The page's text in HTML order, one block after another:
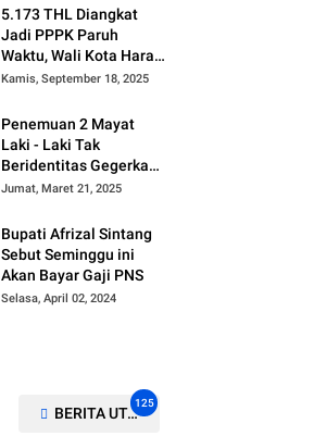
5.173 THL Diangkat
Jadi PPPK Paruh
Waktu, Wali Kota Harap
Ada Regulasi Baru
Kamis, September 18, 2025
Penemuan 2 Mayat
Laki - Laki Tak
Beridentitas Gegerkan
Warga Rohil
Jumat, Maret 21, 2025
Bupati Afrizal Sintang
Sebut Seminggu ini
Akan Bayar Gaji PNS
Selasa, April 02, 2024
BERITA UTAMA
125